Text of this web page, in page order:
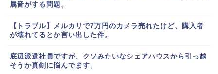
属音がする問題。
【トラブル】メルカリで7万円のカメラ売れたけど、購入者
が壊れてるとか言い出した件。
底辺派遣社員ですが、クソみたいなシェアハウスから引っ越
そうか真剣に悩んでます。